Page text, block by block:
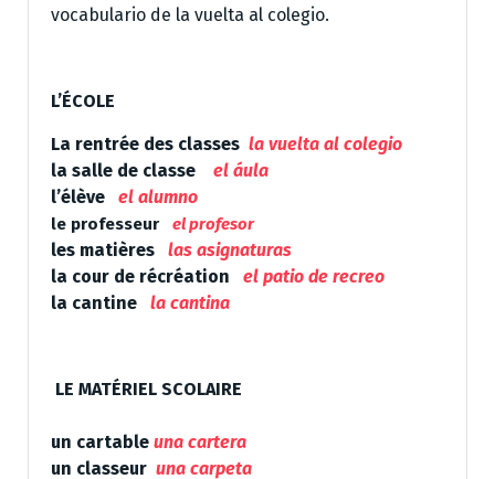
vocabulario de la vuelta al colegio.
L’ÉCOLE
La rentrée des classes la vuelta al colegio
la salle de classe
el áula
l’élève
el alumno
le professeur el profesor
les matières
las asignaturas
la cour de récréation
el patio de recreo
la cantine la cantina
LE MATÉRIEL SCOLAIRE
un cartable una cartera
un classeur una carpeta